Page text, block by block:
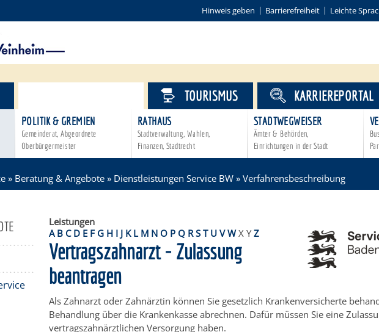
Hinweis geben Barrierefreiheit Leichte
POLITIK & GREMIEN
Gemeinderat, Abgeordnete
Oberbürgermeister
RATHAUS
Stadtverwaltung, Wahlen,
Finanzen, Stadtrecht
STADTWEGWEISER
Ämter & Behörden,
Einrichtungen in der Stadt
TOURISMUS KARRIEREPORTAL
» Beratung & Angebote » Dienstleistungen Service BW » Verfahrensbeschreibung
Leistungen
A B C D E F G H I J K L M N O P Q R S T U V W X Y Z
Vertragszahnarzt - Zulassung
beantragen
Als Zahnarzt oder Zahnärztin können Sie gesetzlich Krankenversicherte
Behandlung über die Krankenkasse abrechnen. Dafür müssen Sie eine
vertragszahnärztlichen Versorgung haben.